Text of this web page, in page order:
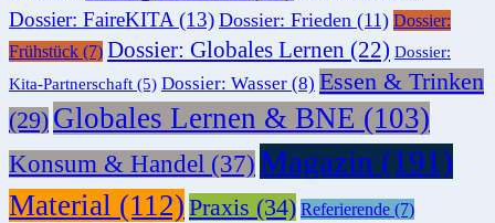
Dossier: FaireKITA (13) Dossier: Frieden (11) Dossier:
Frühstück (7) Dossier: Globales Lernen (22) Dossier:
Kita-Partnerschaft (5) Dossier: Wasser (8) Essen & Trinken
(29) Globales Lernen & BNE (103)
Konsum & Handel (37) Magazin (191)
Material (112) Praxis (34) Referierende (7)